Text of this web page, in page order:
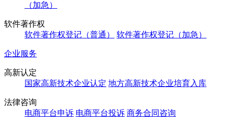
（加急）
软件著作权
软件著作权登记（普通）
软件著作权登记（加急）
企业服务
高新认定
国家高新技术企业认定 地方高新技术企业培育入库
法律咨询
电商平台申诉 电商平台投诉 商务合同咨询